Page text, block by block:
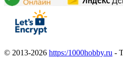
© 2013-2026 https:/1000hobby.ru -